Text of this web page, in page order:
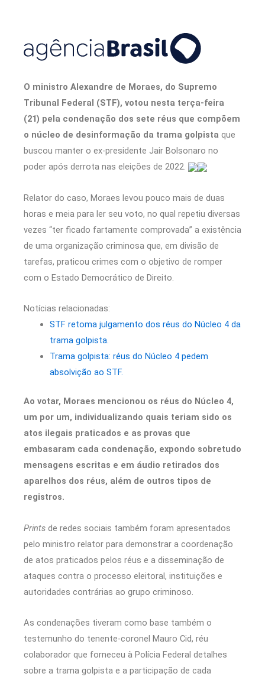
O ministro Alexandre de Moraes, do Supremo
Tribunal Federal (STF), votou nesta terça-feira
(21) pela condenação dos sete réus que compõem
o núcleo de desinformação da trama golpista que
buscou manter o ex-presidente Jair Bolsonaro no
poder após derrota nas eleições de 2022.
Relator do caso, Moraes levou pouco mais de duas
horas e meia para ler seu voto, no qual repetiu diversas
vezes “ter ficado fartamente comprovada” a existência
de uma organização criminosa que, em divisão de
tarefas, praticou crimes com o objetivo de romper
com o Estado Democrático de Direito.
Notícias relacionadas:
STF retoma julgamento dos réus do Núcleo 4 da
trama golpista.
Trama golpista: réus do Núcleo 4 pedem
absolvição ao STF.
Ao votar, Moraes mencionou os réus do Núcleo 4,
um por um, individualizando quais teriam sido os
atos ilegais praticados e as provas que
embasaram cada condenação, expondo sobretudo
mensagens escritas e em áudio retirados dos
aparelhos dos réus, além de outros tipos de
registros.
Prints de redes sociais também foram apresentados
pelo ministro relator para demonstrar a coordenação
de atos praticados pelos réus e a disseminação de
ataques contra o processo eleitoral, instituições e
autoridades contrárias ao grupo criminoso.
As condenações tiveram como base também o
testemunho do tenente-coronel Mauro Cid, réu
colaborador que forneceu à Polícia Federal detalhes
sobre a trama golpista e a participação de cada